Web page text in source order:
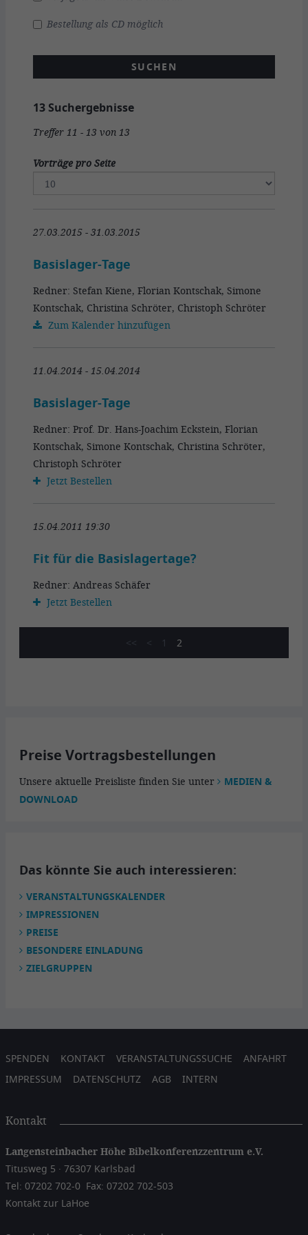
Bestellung als CD möglich
13 Suchergebnisse
Treffer 11 - 13 von 13
Vorträge pro Seite
27.03.2015 - 31.03.2015
Basislager-Tage
Redner: Stefan Kiene, Florian Kontschak, Simone
Kontschak, Christina Schröter, Christoph Schröter
Zum Kalender hinzufügen
11.04.2014 - 15.04.2014
Basislager-Tage
Redner: Prof. Dr. Hans-Joachim Eckstein, Florian
Kontschak, Simone Kontschak, Christina Schröter,
Christoph Schröter
Jetzt Bestellen
15.04.2011 19:30
Fit für die Basislagertage?
Redner: Andreas Schäfer
Jetzt Bestellen
<< < 1 2
Preise Vortragsbestellungen
Unsere aktuelle Preisliste finden Sie unter
MEDIEN &
DOWNLOAD
Das könnte Sie auch interessieren:
VERANSTALTUNGSKALENDER
IMPRESSIONEN
PREISE
BESONDERE EINLADUNG
ZIELGRUPPEN
SPENDEN KONTAKT VERANSTALTUNGSSUCHE
ANFAHRT
IMPRESSUM
DATENSCHUTZ AGB INTERN
Kontakt
Langensteinbacher Höhe Bibelkonferenzzentrum e.V.
Titusweg 5 · 76307 Karlsbad
Tel: 07202 702-0 Fax: 07202 702-503
Kontakt zur LaHoe